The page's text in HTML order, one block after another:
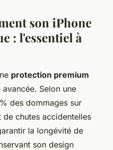
son iPhone
: l'essentiel à
protection premium
Selon une
des dommages sur
chutes accidentelles
la longévité de
son design